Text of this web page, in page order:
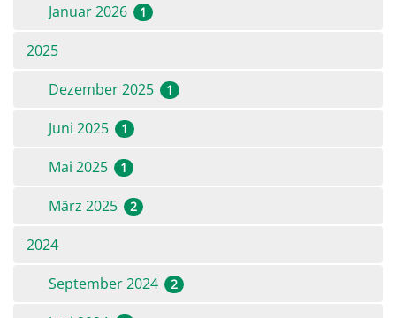
Januar 2026 1
2025
Dezember 2025
1
Juni 2025 1
Mai 2025 1
März 2025 2
2024
September 2024
2